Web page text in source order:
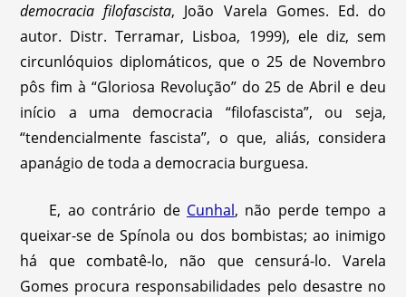
democracia filofascista, João Varela Gomes. Ed. do
autor. Distr. Terramar, Lisboa, 1999), ele diz, sem
circunlóquios diplomáticos, que o 25 de Novembro
pôs fim à “Gloriosa Revolução” do 25 de Abril e deu
início a uma democracia “filofascista”, ou seja,
“tendencialmente fascista”, o que, aliás, considera
apanágio de toda a democracia burguesa.
E, ao contrário de Cunhal, não perde tempo a
queixar-se de Spínola ou dos bombistas; ao inimigo
há que combatê-lo, não que censurá-lo. Varela
Gomes procura responsabilidades pelo desastre no